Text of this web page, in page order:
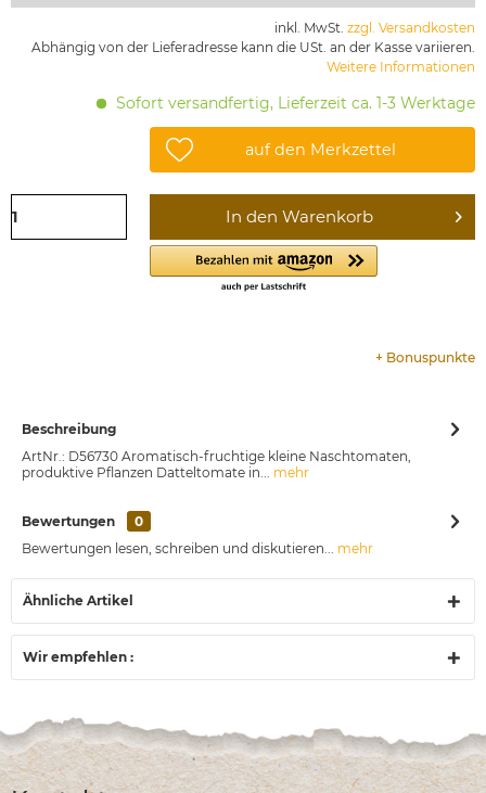
inkl. MwSt. zzgl. Versandkosten
Abhängig von der Lieferadresse kann die USt. an der Kasse variieren.
Weitere Informationen
Sofort versandfertig, Lieferzeit ca. 1-3 Werktage
auf den Merkzettel
In den Warenkorb
+ Bonuspunkte
Beschreibung
ArtNr.: D56730 Aromatisch-fruchtige kleine Naschtomaten,
produktive Pflanzen Datteltomate in... mehr
Bewertungen
0
Bewertungen lesen, schreiben und diskutieren... mehr
Ähnliche Artikel
Wir empfehlen :